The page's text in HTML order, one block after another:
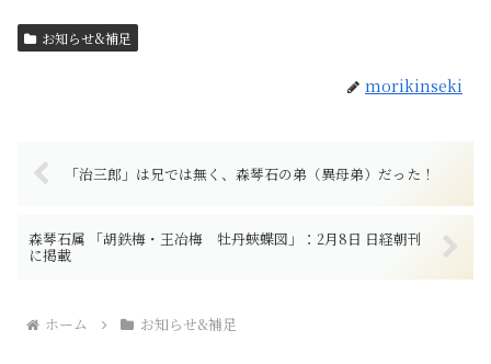
お知らせ&補足
morikinseki
「治三郎」は兄では無く、森琴石の弟（異母弟）だった！
森琴石属 「胡鉄梅・王冶梅 牡丹蛺蝶図」：2月8日 日経朝刊
に掲載
ホーム お知らせ&補足